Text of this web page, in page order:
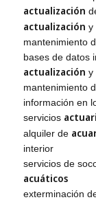
actualización
actualización y
mantenimiento
bases de datos
actualización y
mantenimiento
información en
servicios
alquiler de
interior
servicios de
acuáticos
exterminación